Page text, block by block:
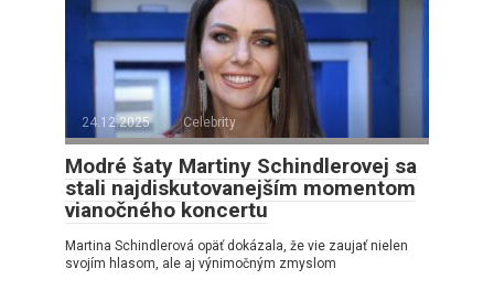
24.12.2025 Celebrity
Modré šaty Martiny Schindlerovej sa
stali najdiskutovanejším momentom
vianočného koncertu
Martina Schindlerová opäť dokázala, že vie zaujať nielen
svojím hlasom, ale aj výnimočným zmyslom